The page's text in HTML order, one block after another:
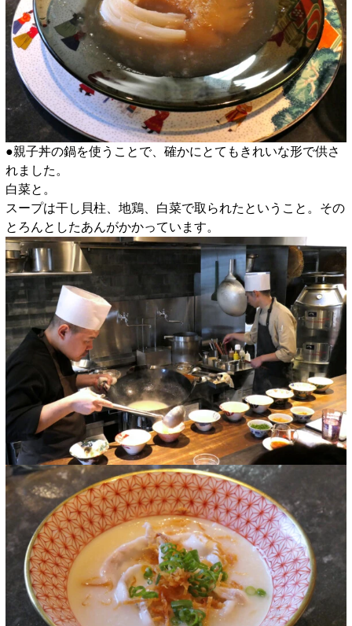
●親子丼の鍋を使うことで、確かにとてもきれいな形で供さ
れました。
白菜と。
スープは干し貝柱、地鶏、白菜で取られたということ。その
とろんとしたあんがかかっています。